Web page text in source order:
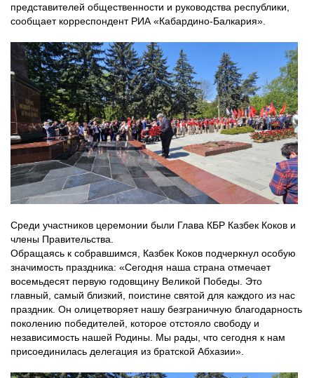
представителей общественности и руководства республики,
сообщает корреспондент РИА «Кабардино-Балкария».
Среди участников церемонии были Глава КБР Казбек Коков и
члены Правительства.
Обращаясь к собравшимся, Казбек Коков подчеркнул особую
значимость праздника: «Сегодня наша страна отмечает
восемьдесят первую годовщину Великой Победы. Это
главный, самый близкий, поистине святой для каждого из нас
праздник. Он олицетворяет нашу безграничную благодарность
поколению победителей, которое отстояло свободу и
независимость нашей Родины. Мы рады, что сегодня к нам
присоединилась делегация из братской Абхазии».